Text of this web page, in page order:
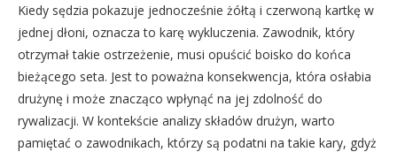
Kiedy sędzia pokazuje jednocześnie żółtą i czerwoną kartkę w
jednej dłoni, oznacza to karę wykluczenia. Zawodnik, który
otrzymał takie ostrzeżenie, musi opuścić boisko do końca
bieżącego seta. Jest to poważna konsekwencja, która osłabia
drużynę i może znacząco wpłynąć na jej zdolność do
rywalizacji. W kontekście analizy składów drużyn, warto
pamiętać o zawodnikach, którzy są podatni na takie kary, gdyż